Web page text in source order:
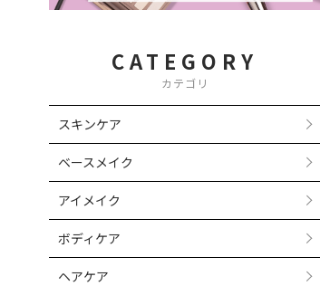
CATEGORY
カテゴリ
スキンケア
ベースメイク
アイメイク
ボディケア
ヘアケア